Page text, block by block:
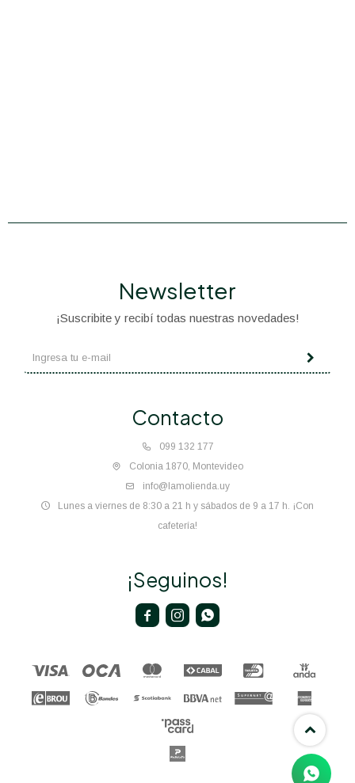
Contacto
099 132 177
Colonia 1870, Montevideo
info@lamolienda.uy
Lunes a viernes de 8:30 a 21 h y sábados de 9 a 17 h. ¡Con
cafetería!
Newsletter
¡Suscribite y recibí todas nuestras novedades!
¡Seguinos!
  